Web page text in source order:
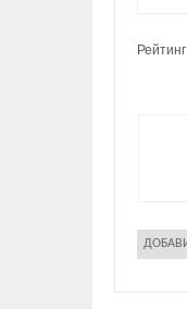
Рейтинг